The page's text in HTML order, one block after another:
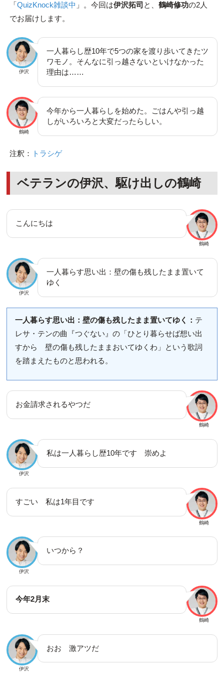
「QuizKnock雑談中 」。今回は伊沢拓司 と、 鶴崎修功の2人
でお届けします。
伊沢
一人暮らし歴10年で5つの家を渡り歩いてきたツ
ワモノ。そんなに引っ越さないといけなかった
理由は……
鶴崎
今年から一人暮らしを始めた。ごはんや引っ越
しがいろいろと大変だったらしい。
注釈： トラシゲ
ベテランの伊沢、駆け出しの鶴崎
鶴崎
こんにちは
伊沢
一人暮らす思い出：壁の傷も残したまま置いて
ゆく
一人暮らす思い出：壁の傷も残したまま置いてゆく： テ
レサ・テンの曲『つぐない』の「ひとり暮らせば想い出
すから 壁の傷も残したままおいてゆくわ」という歌詞
を踏まえたものと思われる。
鶴崎
お金請求されるやつだ
伊沢
私は一人暮らし歴10年です 崇めよ
鶴崎
すごい 私は1年目です
伊沢
いつから？
鶴崎
今年2月末
伊沢
おお 激アツだ